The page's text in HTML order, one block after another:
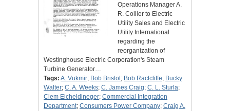
Operations Manager A.
R. Collier to Electric
Utility Sales and Electric
Utility International
regarding the
reorganization of
Westinghouse Electric Corporation's Steam
Turbine Generator…
Tags: A. Vukmir; Bob Bristol ; Bob Ractcliffe; Bucky
Walter; C. A. Weeks; C. James Craig; C. L. Sturla;
Clem Eicheldineger; Commercial Integration
Department; Consumers Power Company; Craig A.